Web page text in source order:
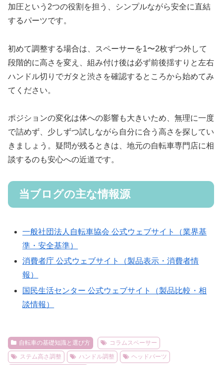
加圧という2つの役割を担う、シンプルながら安全に直結
するパーツです。
初めて調整する場合は、スペーサーを1〜2枚ずつ外して
段階的に高さを変え、組み付け後は必ず前後揺すりと左右
ハンドル切りでガタと渋さを確認するところから始めてみ
てください。
ポジションの変化は体への影響も大きいため、無理に一度
で詰めず、少しずつ試しながら自分に合う高さを探してい
きましょう。疑問が残るときは、地元の自転車専門店に相
談するのも安心への近道です。
当ブログの主な情報源
一般社団法人自転車協会 公式ウェブサイト（業界基
準・安全基準）
消費者庁 公式ウェブサイト（製品表示・消費者情
報）
国民生活センター 公式ウェブサイト（製品比較・相
談情報）
自転車の基礎知識と選び方
コラムスペーサー
ステム高さ調整
ハンドル調整
ヘッドパーツ